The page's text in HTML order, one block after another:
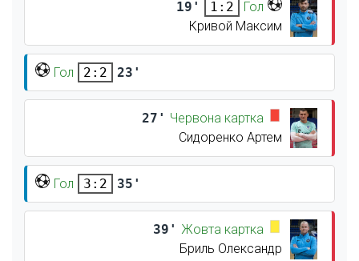
19' 1:2
Гол
Кривой Максим
Гол 2:2 23'
27' Червона картка
Сидоренко Артем
Гол 3:2 35'
39' Жовта картка
Бриль Олександр